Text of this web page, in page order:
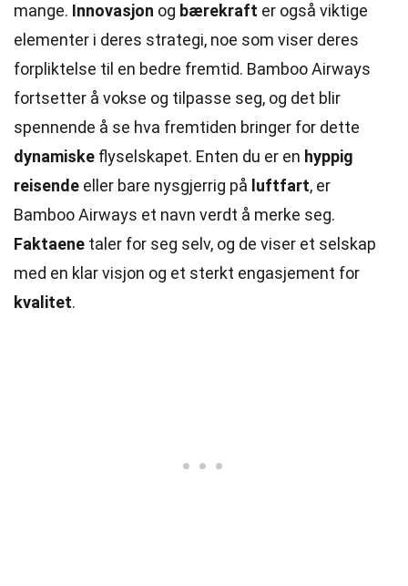
mange. Innovasjon og bærekraft er også viktige
elementer i deres strategi, noe som viser deres
forpliktelse til en bedre fremtid. Bamboo Airways
fortsetter å vokse og tilpasse seg, og det blir
spennende å se hva fremtiden bringer for dette
dynamiske flyselskapet. Enten du er en hyppig
reisende eller bare nysgjerrig på luftfart, er
Bamboo Airways et navn verdt å merke seg.
Faktaene taler for seg selv, og de viser et selskap
med en klar visjon og et sterkt engasjement for
kvalitet.